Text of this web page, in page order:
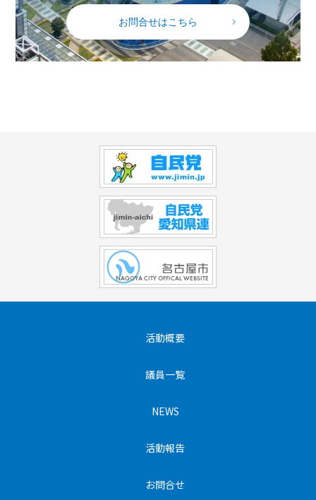
お問合せはこちら
活動概要
議員一覧
NEWS
活動報告
お問合せ